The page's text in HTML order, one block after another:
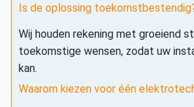
Is de oplossing
Wij houden rekening met groeiend
toekomstige wensen, zodat uw
kan.
Waarom kiezen voor één